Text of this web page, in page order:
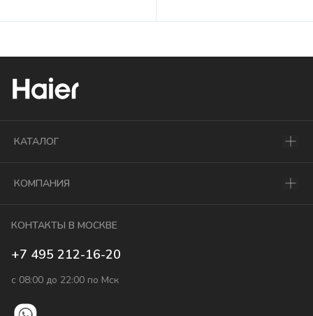
КАТАЛОГ
КОМПАНИЯ
КОНТАКТЫ В МОСКВЕ
+7 495 212-16-20
с 08:00 до 22:00 по Мск